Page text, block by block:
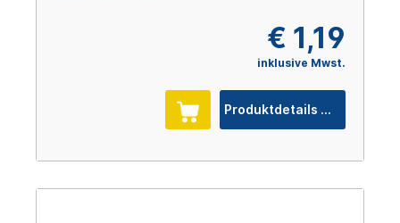
€ 1,19
inklusive Mwst.
Produktdetails